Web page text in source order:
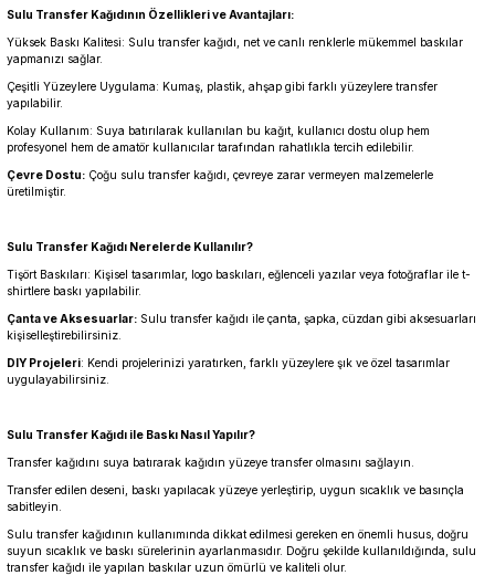
Sulu Transfer Kağıdının Özellikleri ve Avantajları:
Yüksek Baskı Kalitesi: Sulu transfer kağıdı, net ve canlı renklerle mükemmel baskılar
yapmanızı sağlar.
Çeşitli Yüzeylere Uygulama: Kumaş, plastik, ahşap gibi farklı yüzeylere transfer
yapılabilir.
Kolay Kullanım: Suya batırılarak kullanılan bu kağıt, kullanıcı dostu olup hem
profesyonel hem de amatör kullanıcılar tarafından rahatlıkla tercih edilebilir.
Çevre Dostu: Çoğu sulu transfer kağıdı, çevreye zarar vermeyen malzemelerle
üretilmiştir.
Sulu Transfer Kağıdı Nerelerde Kullanılır?
Tişört Baskıları: Kişisel tasarımlar, logo baskıları, eğlenceli yazılar veya fotoğraflar ile t-
shirtlere baskı yapılabilir.
Çanta ve Aksesuarlar: Sulu transfer kağıdı ile çanta, şapka, cüzdan gibi aksesuarları
kişiselleştirebilirsiniz.
DIY Projeleri: Kendi projelerinizi yaratırken, farklı yüzeylere şık ve özel tasarımlar
uygulayabilirsiniz.
Sulu Transfer Kağıdı ile Baskı Nasıl Yapılır?
Transfer kağıdını suya batırarak kağıdın yüzeye transfer olmasını sağlayın.
Transfer edilen deseni, baskı yapılacak yüzeye yerleştirip, uygun sıcaklık ve basınçla
sabitleyin.
Sulu transfer kağıdının kullanımında dikkat edilmesi gereken en önemli husus, doğru
suyun sıcaklık ve baskı sürelerinin ayarlanmasıdır. Doğru şekilde kullanıldığında, sulu
transfer kağıdı ile yapılan baskılar uzun ömürlü ve kaliteli olur.